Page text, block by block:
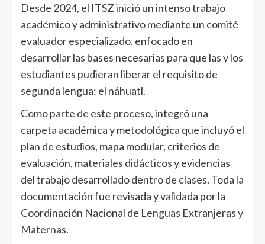
Desde 2024, el ITSZ inició un intenso trabajo
académico y administrativo mediante un comité
evaluador especializado, enfocado en
desarrollar las bases necesarias para que las y los
estudiantes pudieran liberar el requisito de
segunda lengua: el náhuatl.
Como parte de este proceso, integró una
carpeta académica y metodológica que incluyó el
plan de estudios, mapa modular, criterios de
evaluación, materiales didácticos y evidencias
del trabajo desarrollado dentro de clases. Toda la
documentación fue revisada y validada por la
Coordinación Nacional de Lenguas Extranjeras y
Maternas.